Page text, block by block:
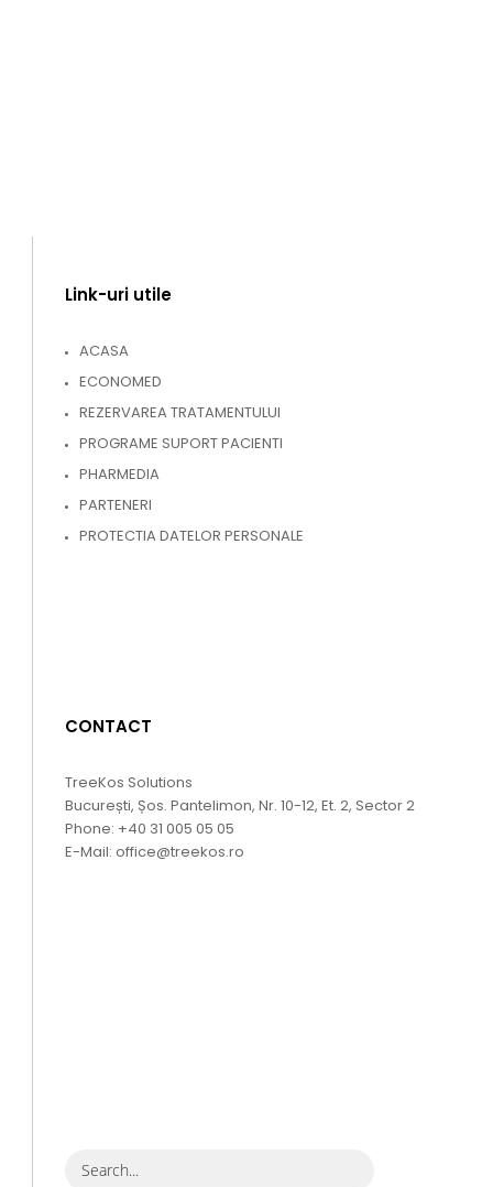
Link-uri utile
ACASA
ECONOMED
REZERVAREA TRATAMENTULUI
PROGRAME SUPORT PACIENTI
PHARMEDIA
PARTENERI
PROTECTIA DATELOR PERSONALE
CONTACT
TreeKos Solutions
București, Șos. Pantelimon, Nr. 10-12, Et. 2, Sector 2
Phone: +40 31 005 05 05
E-Mail: office@treekos.ro